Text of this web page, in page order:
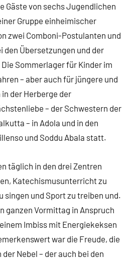
Gäste von sechs Jugendlichen
Gruppe einheimischer
zwei Comboni-Postulanten und
den Übersetzungen und der
Sommerlager für Kinder im
– aber auch für jüngere und
der Herberge der
– der Schwestern der
– in Adola und in den
und Soddu Abala statt.
täglich in den drei Zentren
Katechismusunterricht zu
singen und Sport zu treiben und.
ganzen Vormittag in Anspruch
Imbiss mit Energiekeksen
war die Freude, die
Nebel – der auch bei den